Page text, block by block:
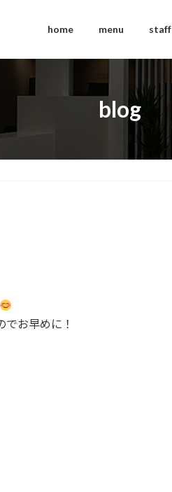
home menu staff
blog
お早めに！